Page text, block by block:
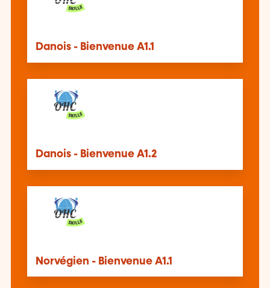
Danois - Bienvenue A1.1
Danois - Bienvenue A1.2
Norvégien - Bienvenue A1.1